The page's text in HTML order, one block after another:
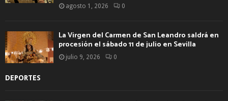
agosto 1, 2026 0
La Virgen del Carmen de San Leandro saldrá en
procesión el sábado 11 de julio en Sevilla
julio 9, 2026 0
DEPORTES